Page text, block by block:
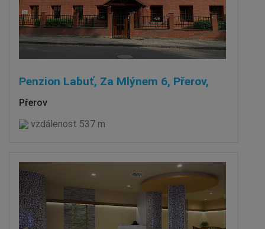
Penzion Labuť, Za Mlýnem 6, Přerov,
Přerov
vzdálenost 537 m